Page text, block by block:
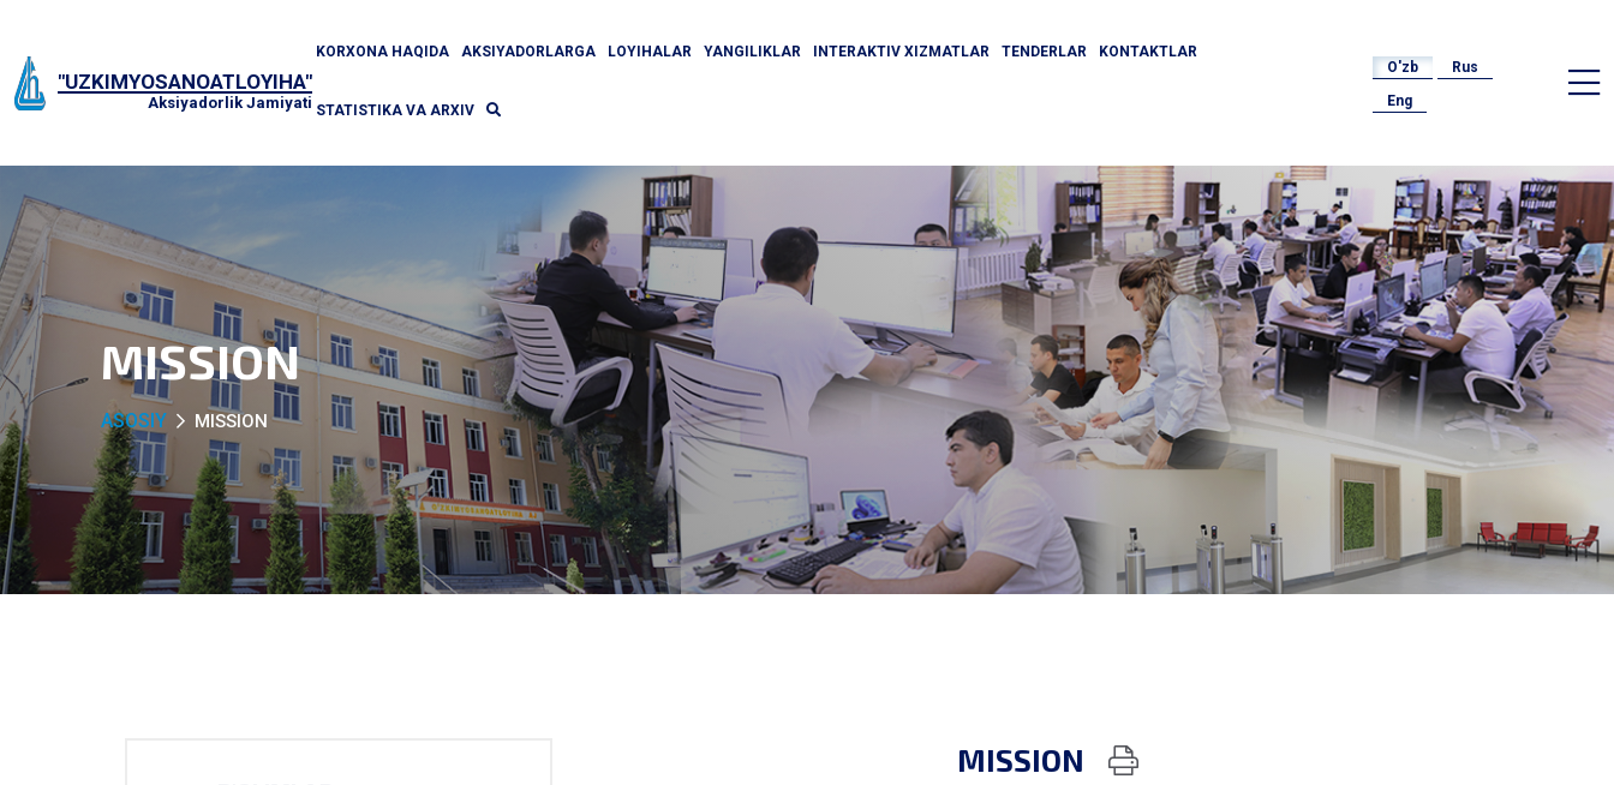
"UZKIMYOSANOATLOYIHA"
Aksiyadorlik Jamiyati
KORXONA HAQIDA AKSIYADORLARGA LOYIHALAR YANGILIKLAR INTERAKTIV XIZMATLAR TENDERLAR KONTAKTLAR
STATISTIKA VA ARXIV
O'zb
Rus
Eng
MISSION
ASOSIY MISSION
MISSION